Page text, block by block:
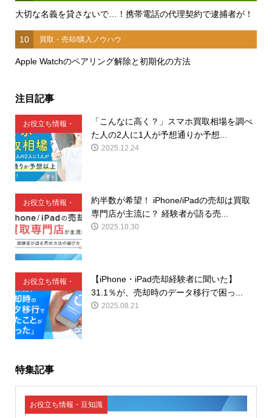
大切な名義を貸さないで…！携帯電話の代理契約で逮捕者が！
10 買取・売却/購入ノウハウ
Apple Watchのペアリング解除と初期化の方法
注目記事
お役立ち情報・
豆知識
「こんなに高く？」スマホ買取相場を調べ
た人の2人に1人が予想通りか予想...
2025.12.24
お役立ち情報・
豆知識
約半数が希望！ iPhone/iPadの売却は買取
専門店が主流に？ 経験者が語る売...
2025.10.30
お役立ち情報・
豆知識
【iPhone・iPad売却経験者に聞いた】
31.1％が、売却時のデータ移行で困っ...
2025.08.21
特集記事
お役立ち情報・豆知識